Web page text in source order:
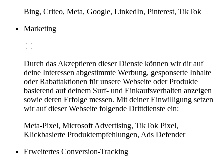
Bing, Criteo, Meta, Google, LinkedIn, Pinterest, TikTok
Marketing
Durch das Akzeptieren dieser Dienste können wir dir auf
deine Interessen abgestimmte Werbung, gesponserte Inhalte
oder Rabattaktionen für unsere Webseite oder Produkte
basierend auf deinem Surf- und Einkaufsverhalten anzeigen
sowie deren Erfolge messen. Mit deiner Einwilligung setzen
wir auf dieser Webseite folgende Drittdienste ein:
Meta-Pixel, Microsoft Advertising, TikTok Pixel,
Klickbasierte Produktempfehlungen, Ads Defender
Erweitertes Conversion-Tracking